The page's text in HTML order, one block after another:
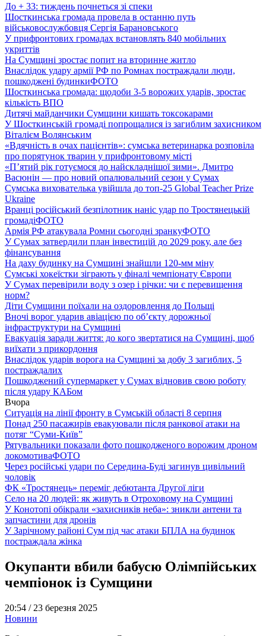
До + 33: тиждень почнеться зі спеки
Шосткинська громада провела в останню путь
військовослужбовця Сергія Барановського
У прифронтових громадах встановлять 840 мобільних
укриттів
На Сумщині зростає попит на вторинне житло
Внаслідок удару армії РФ по Ромнах постраждали люди,
пошкоджені будинкиФОТО
Шосткинська громада: щодоби 3-5 ворожих ударів, зростає
кількість ВПО
Дитячі майданчики Сумщини кишать токсокарами
У Шосткинській громаді попрощалися із загиблим захисником
Віталієм Волянським
«Вдячність в очах пацієнтів»: сумська ветеринарка розповіла
про порятунок тварин у прифронтовому місті
«П’ятий рік готуємося до найскладнішої зими». Дмитро
Васюнін — про новий опалювальний сезон у Сумах
Сумська вихователька увійшла до топ-25 Global Teacher Prize
Ukraine
Вранці російський безпілотник наніс удар по Тростянецькій
громадіФОТО
Армія РФ атакувала Ромни сьогодні зранкуФОТО
У Сумах затвердили план інвестицій до 2029 року, але без
фінансування
На даху будинку на Сумщині знайшли 120-мм міну
Сумські хокеїстки зіграють у фіналі чемпіонату Європи
У Сумах перевірили воду з озер і річки: чи є перевищення
норм?
Діти Сумщини поїхали на оздоровлення до Польщі
Вночі ворог ударив авіацією по обʼєкту дорожньої
інфраструктури на Сумщині
Евакуація заради життя: до кого звертатися на Сумщині, щоб
виїхати з прикордоння
Внаслідок ударів ворога на Сумщині за добу 3 загиблих, 5
постраждалих
Пошкоджений супермаркет у Сумах відновив свою роботу
після удару КАБом
Вчора
Ситуація на лінії фронту в Сумській області 8 серпня
Понад 250 пасажирів евакуювали після ранкової атаки на
потяг “Суми-Київ”
Рятувальники показали фото пошкодженого ворожим дроном
локомотиваФОТО
Через російські удари по Середина-Буді загинув цивільний
чоловік
ФК «Тростянець» переміг дебютанта Другої ліги
Село на 20 людей: як живуть в Отроховому на Сумщині
У Конотопі обікрали «захисників неба»: зникли антени та
запчастини для дронів
У Зарічному районі Сум під час атаки БПЛА на будинок
постраждала жінка
Окупанти вбили бабусю Олімпійських
чемпіонок із Сумщини
20:54 / 23 березня 2025
Новини